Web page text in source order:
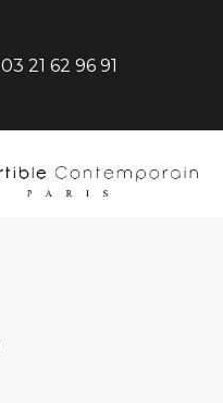
03 21 62 96 91